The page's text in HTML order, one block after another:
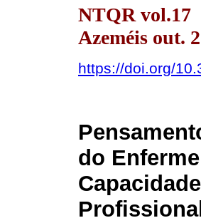
NTQR vol.17
Azeméis out.
https://doi.org/
do
Profissional